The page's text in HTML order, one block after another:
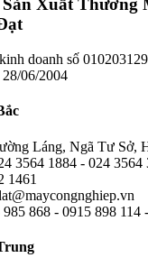
Xuất Thương
doanh số
06/2004
Láng, Ngã Tư Sở,
3564 1884 - 024 3564
1461
985 868 - 0915 898 114